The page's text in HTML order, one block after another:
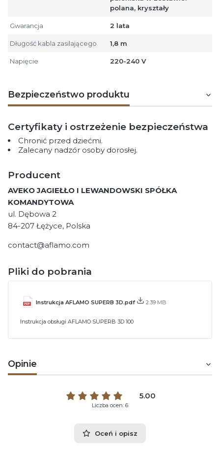
polana, kryształy
Gwarancja 2 lata
Długość kabla zasilającego 1,8 m
Napięcie 220-240 V
Bezpieczeństwo produktu
Certyfikaty i ostrzeżenie bezpieczeństwa
Chronić przed dziećmi.
Zalecany nadzór osoby dorosłej.
Producent
AVEKO JAGIEŁŁO I LEWANDOWSKI SPÓŁKA
KOMANDYTOWA
ul. Dębowa 2
84-207 Łężyce, Polska
contact@aflamo.com
Pliki do pobrania
Instrukcja AFLAMO SUPERB 3D.pdf 2.39 MB
Instrukcja obsługi AFLAMO SUPERB 3D 100
Opinie
5.00
Liczba ocen: 6
Oceń i opisz